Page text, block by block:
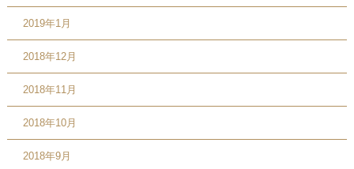
2019年1月
2018年12月
2018年11月
2018年10月
2018年9月